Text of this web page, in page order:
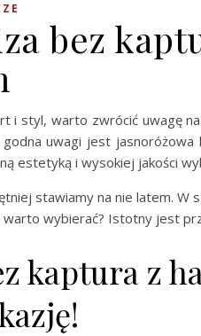
bez
i styl, warto zwrócić uwagę
uwagi jest jasnoróżowa
estetyką i wysokiej jakości
stawiamy na nie latem. W
warto wybierać? Istotny jest
kaptura z